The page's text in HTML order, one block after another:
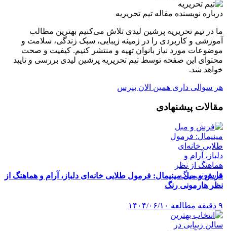
درباره نویسنده مقاله تیم تحریریه
ما در تیم تحریریه پرشین لیدی تلاش می‌کنیم بهترین مطالب
آموزشی و کاربردی را در زمینه زیبایی، سبک زندگی، سلامت و
موضوعات مورد نیاز بانوان تهیه و منتشر کنیم. کیفیت و صحت
محتوای این صفحه توسط تیم تحریریه پرشین لیدی بررسی و تایید
خواهد شد.
هر سوالی داری همین الان بپرس
مقالات پیشنهادی
فرش و مبل مینیمال: فرمول طلایی خانه‌ای دلباز، آرام و هماهنگ از
نظر هارمونی رنگ
۹ دقیقه مطالعه ۱۴۰۴/۰۶/۱۰